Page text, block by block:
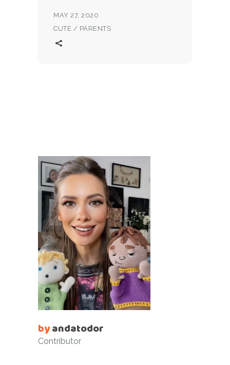
MAY 27, 2020
CUTE / PARENTS
byandatodor
Contributor